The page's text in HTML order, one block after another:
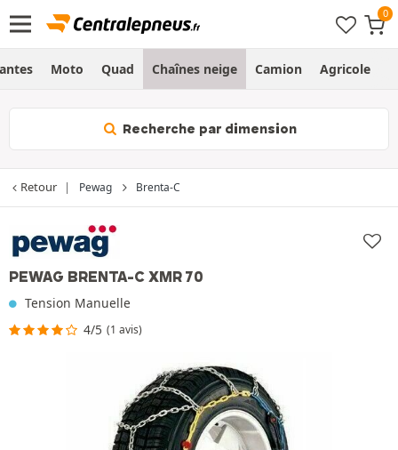
Moto Quad Chaînes neige Camion Agricole
Recherche par dimension
Retour Pewag Brenta-C
PEWAG BRENTA-C XMR 70
Tension Manuelle
4/5 (1 avis)